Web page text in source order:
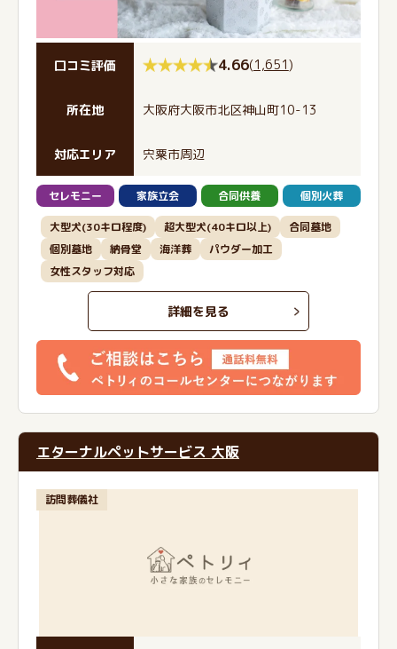
口コミ評価 4.66(1,651)
所在地 大阪府大阪市北区神山町10-13
対応エリア 宍粟市周辺
セレモニー 家族立会 合同供養 個別火葬
大型犬(30キロ程度) 超大型犬(40キロ以上)
合同墓地
個別墓地
納骨堂 海洋葬
パウダー加工
女性スタッフ対応
詳細を見る
エターナルペットサービス 大阪
訪問葬儀社